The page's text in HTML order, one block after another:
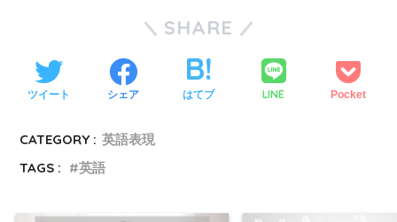
SHARE
ツイート シェア はてブ LINE Pocket
CATEGORY : 英語表現
TAGS :
英語